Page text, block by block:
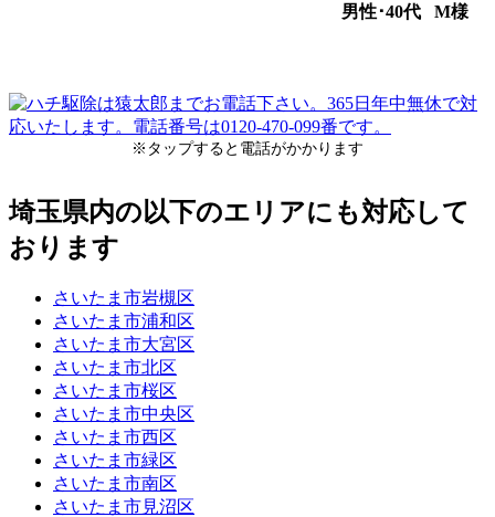
男性･40代 M様
※タップすると電話がかかります
埼玉県内の以下のエリアにも対応して
おります
さいたま市岩槻区
さいたま市浦和区
さいたま市大宮区
さいたま市北区
さいたま市桜区
さいたま市中央区
さいたま市西区
さいたま市緑区
さいたま市南区
さいたま市見沼区